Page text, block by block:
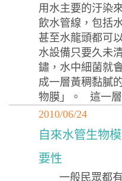
用水主要的汙染
飲水管線，包括
甚至水龍頭都可
水設備只要久未
鏽，水中細菌就
成一層黃稠黏膩
物膜」。 這一
2010/06/24
自來水管生物
要性
一般民眾都有